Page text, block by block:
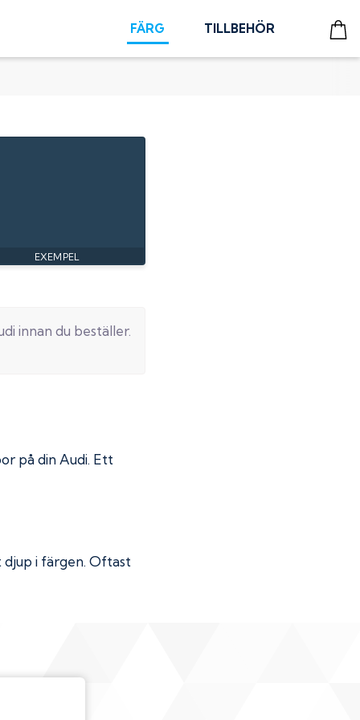
FÄRG TILLBEHÖR
innan du beställer.
på din Audi. Ett
i färgen. Oftast